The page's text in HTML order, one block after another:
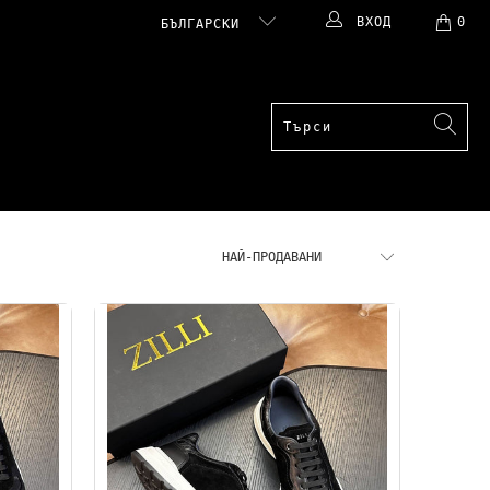
БЪЛГАРСКИ ВХОД 0